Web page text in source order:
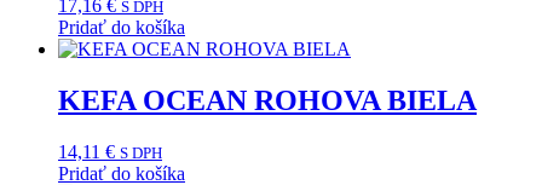
17,16 € S DPH
Pridať do košíka
KEFA OCEAN ROHOVA BIELA
14,11 € S DPH
Pridať do košíka